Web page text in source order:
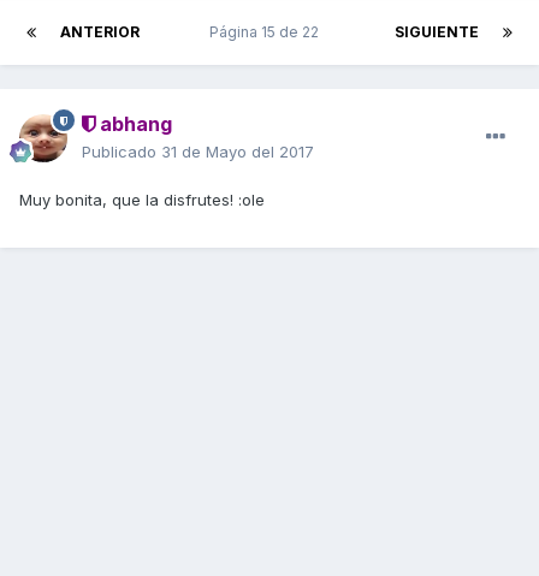
ANTERIOR SIGUIENTE
Página 15 de 22
abhang
Publicado 31 de Mayo del 2017
Muy bonita, que la disfrutes! :ole